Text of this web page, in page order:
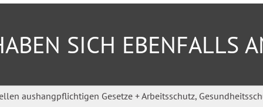
SICH EBENFALLS